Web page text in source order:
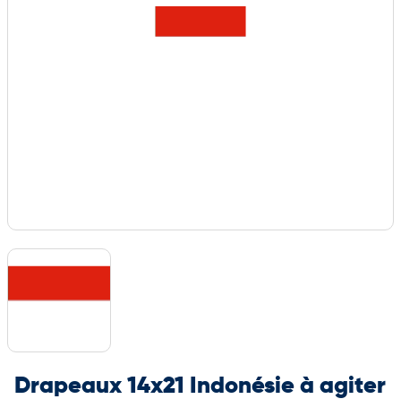
Drapeaux 14x21 Indonésie à agiter